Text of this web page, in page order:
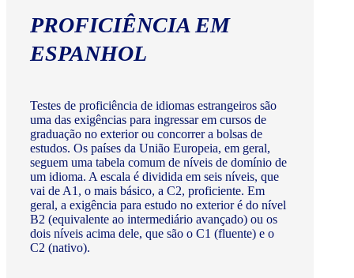
PROFICIÊNCIA EM
ESPANHOL
Testes de proficiência de idiomas estrangeiros são
uma das exigências para ingressar em cursos de
graduação no exterior ou concorrer a bolsas de
estudos. Os países da União Europeia, em geral,
seguem uma tabela comum de níveis de domínio de
um idioma. A escala é dividida em seis níveis, que
vai de A1, o mais básico, a C2, proficiente. Em
geral, a exigência para estudo no exterior é do nível
B2 (equivalente ao intermediário avançado) ou os
dois níveis acima dele, que são o C1 (fluente) e o
C2 (nativo).